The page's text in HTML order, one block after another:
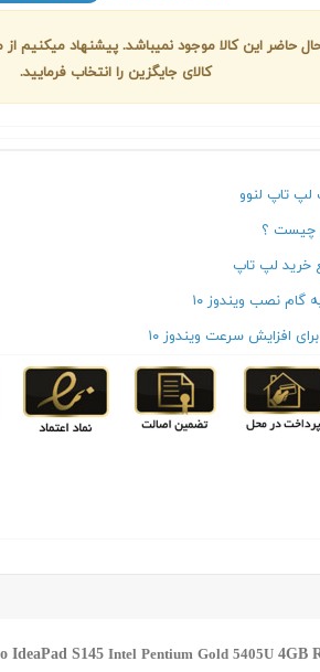
حاضر این کالا موجود نمیباشد. پیشنهاد میکنیم
کالای جایگزین را انتخاب فرمایید.
تاپ لنوو
چیست ؟
خرید لپ تاپ
گام نصب ویندوز ۱۰
افزایش سرعت ویندوز ۱۰
Intel Pentium Gold 5405U 4GB